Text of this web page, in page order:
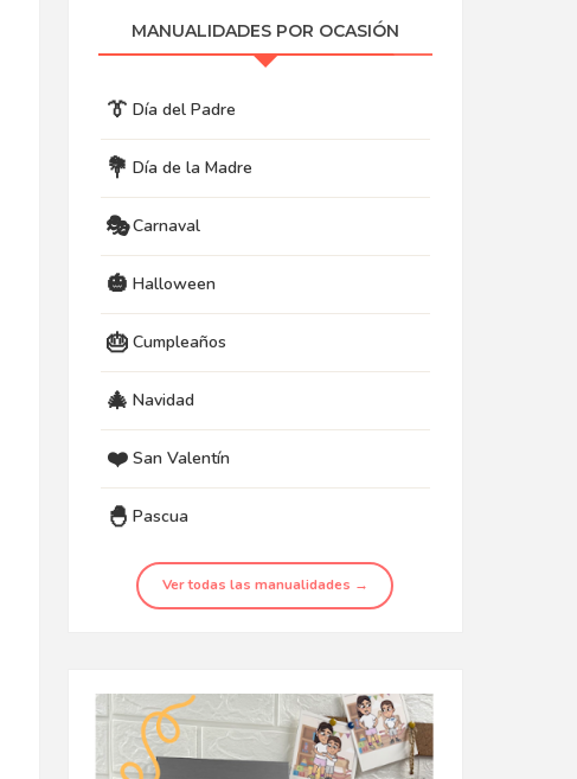
MANUALIDADES POR OCASIÓN
👔 Día del Padre
💐 Día de la Madre
🎭Carnaval
🎃 Halloween
🎂 Cumpleaños
🎄 Navidad
❤️ San Valentín
🐣 Pascua
Ver todas las manualidades →